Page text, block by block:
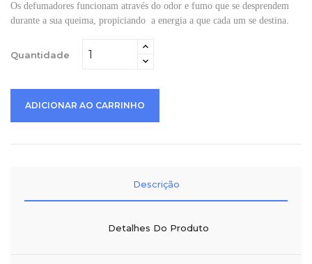
Os defumadores funcionam através do odor e fumo que se desprendem
durante a sua queima, propiciando a energia a que cada um se destina.
Quantidade
ADICIONAR AO CARRINHO
Descrição
Detalhes Do Produto